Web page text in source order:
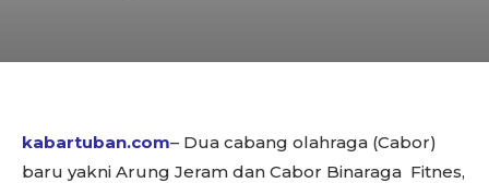
kabartuban.com– Dua cabang olahraga (Cabor)
baru yakni Arung Jeram dan Cabor Binaraga Fitnes,